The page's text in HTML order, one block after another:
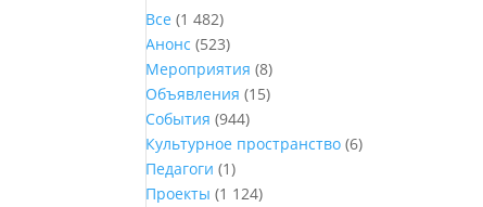
Все (1 482)
Анонс (523)
Мероприятия (8)
Объявления (15)
События (944)
Культурное пространство (6)
Педагоги (1)
Проекты (1 124)